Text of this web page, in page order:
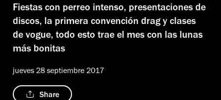
Fiestas con perreo intenso, presentaciones de
discos, la primera convención drag y clases
de vogue, todo esto trae el mes con las lunas
más bonitas
jueves 28 septiembre 2017
Share